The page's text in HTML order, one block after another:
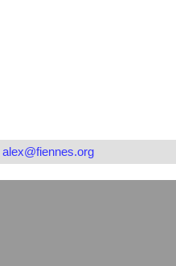
alex@fiennes.org